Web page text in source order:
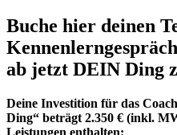
Buche hier deinen
ab jetzt DEIN Ding
Deine Investition für das
Ding“ beträgt 2.350 € (inkl.